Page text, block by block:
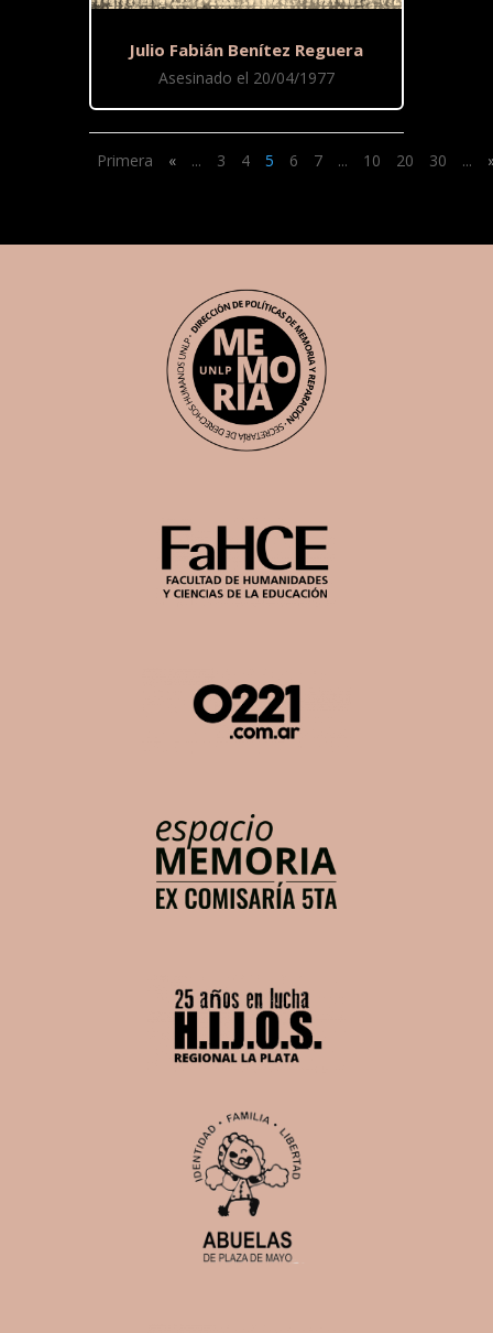
Julio Fabián Benítez Reguera
Asesinado el 20/04/1977
Primera « ... 3 4 5 6 7 ... 10 20 30 ...